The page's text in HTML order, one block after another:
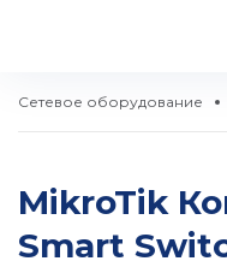
Сетевое оборудование
MikroTik
Smart